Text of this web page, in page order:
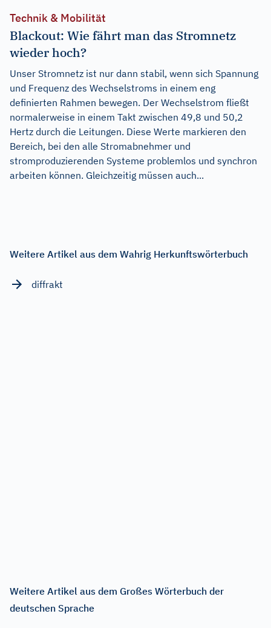
Technik & Mobilität
Blackout: Wie fährt man das Stromnetz
wieder hoch?
Unser Stromnetz ist nur dann stabil, wenn sich Spannung
und Frequenz des Wechselstroms in einem eng
definierten Rahmen bewegen. Der Wechselstrom fließt
normalerweise in einem Takt zwischen 49,8 und 50,2
Hertz durch die Leitungen. Diese Werte markieren den
Bereich, bei den alle Stromabnehmer und
stromproduzierenden Systeme problemlos und synchron
arbeiten können. Gleichzeitig müssen auch...
Weitere Artikel aus dem Wahrig Herkunftswörterbuch
diffrakt
Weitere Artikel aus dem Großes Wörterbuch der
deutschen Sprache